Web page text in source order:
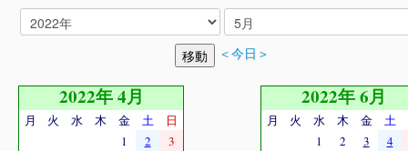
＜今日＞
2022年 4月
月 火 水 木 金 土
日
1
2
3
2022年 6月
月 火 水 木 金 土
1
2 3
4